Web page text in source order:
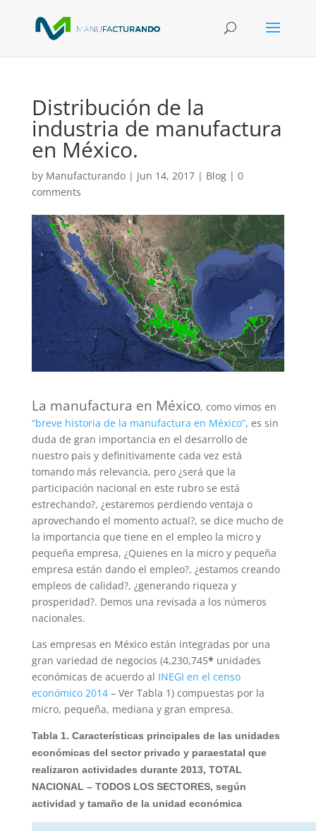
Distribución de la
industria de manufactura
en México.
by Manufacturando| Jun 14, 2017| Blog| 0
comments
La manufactura en México, como vimos en
“breve historia de la manufactura en México”, es sin
duda de gran importancia en el desarrollo de
nuestro país y definitivamente cada vez está
tomando más relevancia, pero ¿será que la
participación nacional en este rubro se está
estrechando?, ¿estaremos perdiendo ventaja o
aprovechando el momento actual?, se dice mucho de
la importancia que tiene en el empleo la micro y
pequeña empresa, ¿Quienes en la micro y pequeña
empresa están dando el empleo?, ¿estamos creando
empleos de calidad?, ¿generando riqueza y
prosperidad?. Demos una revisada a los números
nacionales.
Las empresas en México están integradas por una
gran variedad de negocios (4,230,745* unidades
económicas de acuerdo al INEGI en el censo
económico 2014– Ver Tabla 1) compuestas por la
micro, pequeña, mediana y gran empresa.
Tabla 1. Características principales de las unidades
económicas del sector privado y paraestatal que
realizaron actividades durante 2013, TOTAL
NACIONAL – TODOS LOS SECTORES, según
actividad y tamaño de la unidad económica